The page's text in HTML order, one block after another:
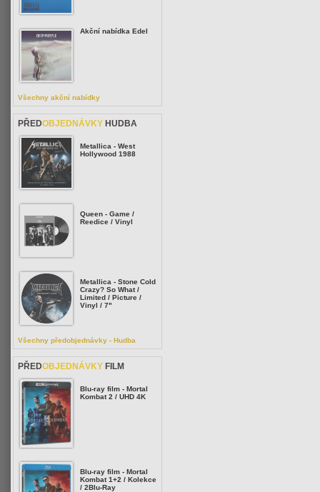
Akční nabídka Edel
Všechny akční nabídky
PŘEDOBJEDNÁVKY HUDBA
Metallica - West
Hollywood 1988
Queen - Game /
Reedice / Vinyl
Metallica - Stone Cold
Crazy? So What /
Limited / Picture /
Vinyl / 7"
Všechny předobjednávky - Hudba
PŘEDOBJEDNÁVKY FILM
Blu-ray film - Mortal
Kombat 2 / UHD 4K
Blu-ray film - Mortal
Kombat 1+2 / Kolekce
/ 2Blu-Ray